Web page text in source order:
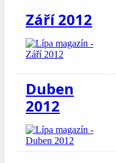
Září 2012
Duben
2012